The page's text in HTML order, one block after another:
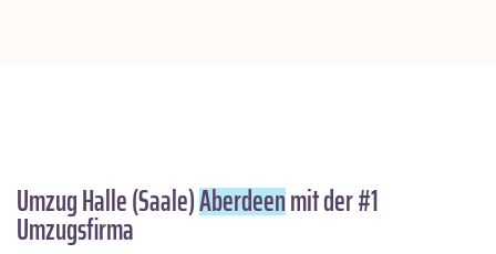
Umzug Halle (Saale)Aberdeenmit der #1
Umzugsfirma